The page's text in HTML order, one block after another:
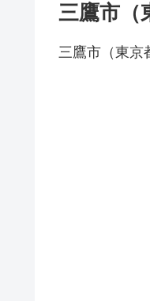
三鷹市（
三鷹市（東京